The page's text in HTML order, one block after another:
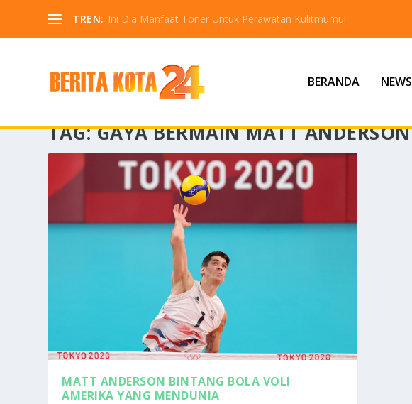
TREN: Ini Dia Manfaat Toner Untuk Perawatan Kulitmumu!
BERANDA NEWS
TAG:GAYA BERMAIN MATT ANDERSON
MATT ANDERSON BINTANG BOLA VOLI
AMERIKA YANG MENDUNIA